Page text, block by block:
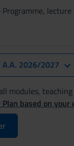
A.A. 2026/2027
modules,
based on your